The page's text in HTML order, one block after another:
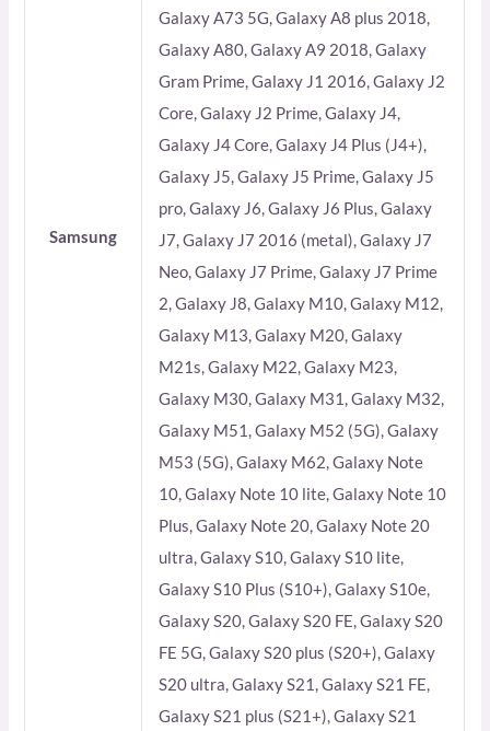
Samsung
Galaxy A73 5G, Galaxy A8 plus 2018,
Galaxy A80, Galaxy A9 2018, Galaxy
Gram Prime, Galaxy J1 2016, Galaxy J2
Core, Galaxy J2 Prime, Galaxy J4,
Galaxy J4 Core, Galaxy J4 Plus (J4+),
Galaxy J5, Galaxy J5 Prime, Galaxy J5
pro, Galaxy J6, Galaxy J6 Plus, Galaxy
J7, Galaxy J7 2016 (metal), Galaxy J7
Neo, Galaxy J7 Prime, Galaxy J7 Prime
2, Galaxy J8, Galaxy M10, Galaxy M12,
Galaxy M13, Galaxy M20, Galaxy
M21s, Galaxy M22, Galaxy M23,
Galaxy M30, Galaxy M31, Galaxy M32,
Galaxy M51, Galaxy M52 (5G), Galaxy
M53 (5G), Galaxy M62, Galaxy Note
10, Galaxy Note 10 lite, Galaxy Note 10
Plus, Galaxy Note 20, Galaxy Note 20
ultra, Galaxy S10, Galaxy S10 lite,
Galaxy S10 Plus (S10+), Galaxy S10e,
Galaxy S20, Galaxy S20 FE, Galaxy S20
FE 5G, Galaxy S20 plus (S20+), Galaxy
S20 ultra, Galaxy S21, Galaxy S21 FE,
Galaxy S21 plus (S21+), Galaxy S21